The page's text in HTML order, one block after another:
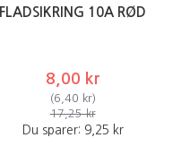
FLADSIKRING 10A RØD
8,00 kr
(6,40 kr)
17,25 kr
Du sparer: 9,25 kr